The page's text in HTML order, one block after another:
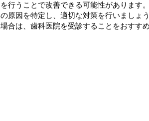
行うことで改善できる可能性があります
原因を特定し、適切な対策を行いましょ
合は、歯科医院を受診することをおすす